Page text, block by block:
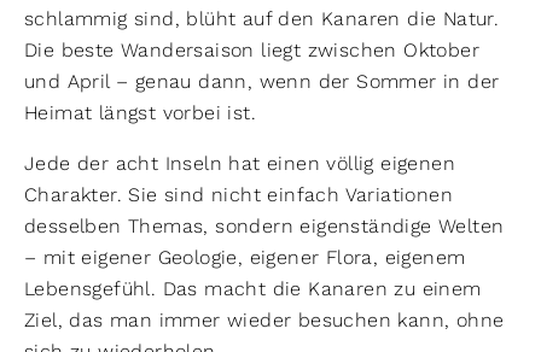
schlammig sind, blüht auf den Kanaren die Natur.
Die beste Wandersaison liegt zwischen Oktober
und April – genau dann, wenn der Sommer in der
Heimat längst vorbei ist.
Jede der acht Inseln hat einen völlig eigenen
Charakter. Sie sind nicht einfach Variationen
desselben Themas, sondern eigenständige Welten
– mit eigener Geologie, eigener Flora, eigenem
Lebensgefühl. Das macht die Kanaren zu einem
Ziel, das man immer wieder besuchen kann, ohne